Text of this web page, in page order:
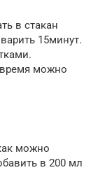
в стакан
15минут.
время можно
можно
в 200 мл